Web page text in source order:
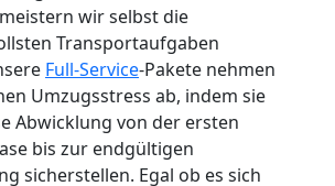
meistern wir selbst die
Transportaufgaben
Full-Service-Pakete nehmen
Umzugsstress ab, indem sie
Abwicklung von der ersten
bis zur endgültigen
sicherstellen. Egal ob es sich